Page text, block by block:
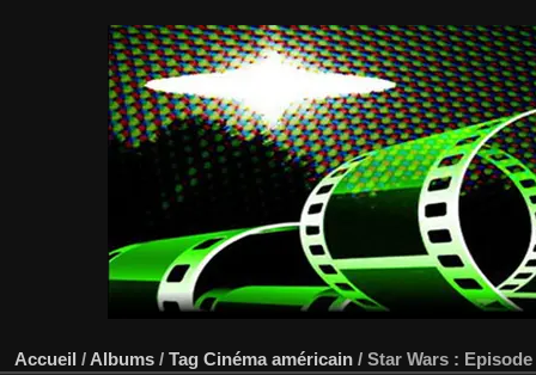
Accueil / Albums / Tag Cinéma américain / Star Wars :